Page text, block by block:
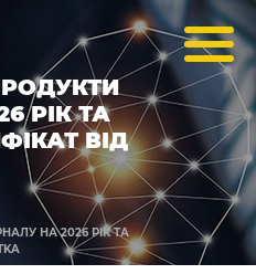
РІК ТА
ВІД
НА 2026 РІК ТА